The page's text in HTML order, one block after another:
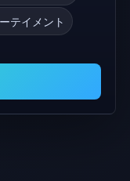
ションを楽し
トーリーで99
🎥 巨大なスク
ドを観る 📺
テイメント